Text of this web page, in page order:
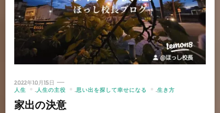
2022年10月15日
人生
人生の主役 思い出を探して幸せになる 生き方
家出の決意